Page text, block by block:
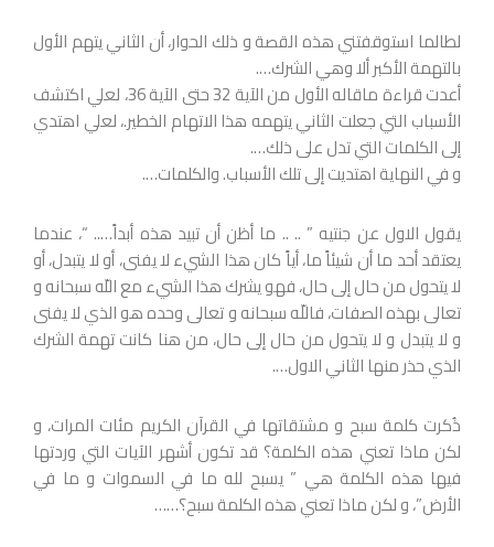
لطالما استوقفتني هذه القصة و ذلك الحوار، أن الثاني يتهم الأول
بالتهمة الأكبر ألا وهي الشرك….
أعدت قراءة ماقاله الأول من الآية 32 حتى الآية 36، لعلي اكتشف
الأسباب التي جعلت الثاني يتهمه هذا الاتهام الخطير.، لعلي اهتدي
إلى الكلمات التي تدل على ذلك….
و في النهاية اهتديت إلى تلك الأسباب. والكلمات….
يقول الاول عن جنتيه ” .. .. ما أظن أن تبيد هذه أبداً….. “، عندما
يعتقد أحد ما أن شيئاً ما، أياً كان هذا الشيء لا يفنى، أو لا يتبدل، أو
لا يتحول من حال إلى حال، فهو يشرك هذا الشيء مع اللّه سبحانه و
تعالى بهذه الصفات، فاللّه سبحانه و تعالى وحده هو الذي لا يفنى
و لا يتبدل و لا يتحول من حال إلى حال، من هنا كانت تهمة الشرك
الذي حذر منها الثاني الاول….
ذُكرت كلمة سبح و مشتقاتها في القرآن الكريم مئات المرات، و
لكن ماذا تعني هذه الكلمة؟ قد تكون أشهر الآيات التي وردتها
فيها هذه الكلمة هي ” يسبح لله ما في السموات و ما في
الأرض”، و لكن ماذا تعني هذه الكلمة سبح؟……